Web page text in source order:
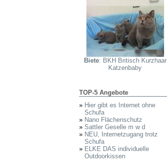
Biete: BKH Britisch Kurzhaar
Katzenbaby
TOP-5 Angebote
» Hier gibt es Internet ohne
Schufa
» Nano Flächenschutz
» Sattler Geselle m w d
» NEU, Internetzugang trotz
Schufa
» ELKE DAS individuelle
Outdoorkissen